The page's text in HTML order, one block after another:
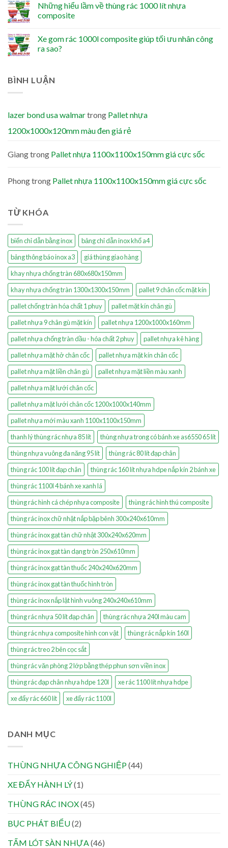
Những hiểu lầm về thùng rác 1000 lít nhựa
composite
Xe gom rác 1000l composite giúp tối ưu nhân công
ra sao?
BÌNH LUẬN
lazer bond usa walmartrong Pallet nhựa
1200x1000x120mm màu đen giá rẻ
Giangtrong Pallet nhựa 1100x1100x150mm giá cực sốc
Phongtrong Pallet nhựa 1100x1100x150mm giá cực sốc
TỪ KHÓA
biển chỉ dẫn bằng inox
bảng chỉ dẫn inox khổ a4
bảng thông báo inox a3
giá thùng giao hàng
khay nhựa chống tràn 680x680x150mm
khay nhựa chống tràn 1300x1300x150mm
pallet 9 chân cốc mặt kín
pallet chống tràn hóa chất 1 phuy
pallet mặt kín chân gù
pallet nhựa 9 chân gù mặt kín
pallet nhựa 1200x1000x160mm
pallet nhựa chống tràn dầu - hóa chất 2 phuy
pallet nhựa kê hàng
pallet nhựa mặt hở chân cốc
pallet nhựa mặt kín chân cốc
pallet nhựa mặt liền chân gù
pallet nhựa mặt liền màu xanh
pallet nhựa mặt lưới chân cốc
pallet nhựa mặt lưới chân cốc 1200x1000x140mm
pallet nhựa mới màu xanh 1100x1100x150mm
thanh lý thùng rác nhựa 85 lít
thùng nhựa trong có bánh xe as6550 65 lít
thùng nhựa vuông đa năng 95 lít
thùng rác 80 lít đạp chân
thùng rác 100 lít đạp chân
thùng rác 160 lít nhựa hdpe nắp kín 2 bánh xe
thùng rác 1100l 4 bánh xe xanh lá
thùng rác hình cá chép nhựa composite
thùng rác hình thú composite
thùng rác inox chữ nhật nắp bập bênh 300x240x610mm
thùng rác inox gạt tàn chữ nhật 300x240x620mm
thùng rác inox gạt tàn dạng tròn 250x610mm
thùng rác inox gạt tàn thuốc 240x240x620mm
thùng rác inox gạt tàn thuốc hình tròn
thùng rác inox nắp lật hình vuông 240x240x610mm
thùng rác nhựa 50 lít đạp chân
thùng rác nhựa 240l màu cam
thùng rác nhựa composite hình con vật
thùng rác nắp kín 160l
thùng rác treo 2 bên cọc sắt
thùng rác văn phòng 2 lớp bằng thép phun sơn viền inox
thùng rác đạp chân nhựa hdpe 120l
xe rác 1100 lít nhựa hdpe
xe đẩy rác 660 lít
xe đẩy rác 1100l
DANH MỤC
THÙNG NHỰA CÔNG NGHIỆP(44)
XE ĐẨY HÀNH LÝ(1)
THÙNG RÁC INOX(45)
BỤC PHÁT BIỂU(2)
TẤM LÓT SÀN NHỰA (46)